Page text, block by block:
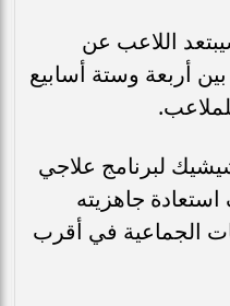
اللاعب عن
أربعة وستة أسابيع
لبرنامج علاجي
استعادة جاهزيته
الجماعية في أقرب